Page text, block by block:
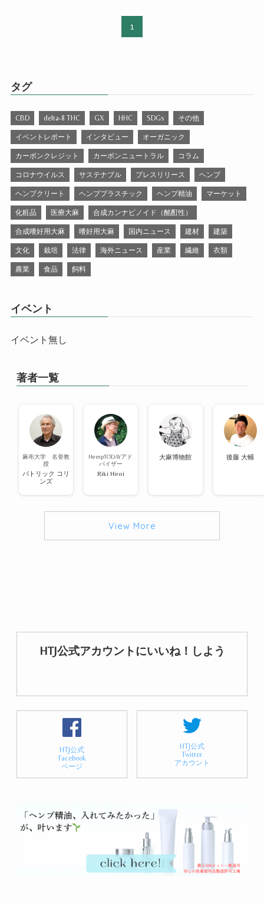
1
タグ
CBD delta-8 THC GX HHC SDGs その他
イベントレポート インタビュー オーガニック
カーボンクレジット カーボンニュートラル コラム
コロナウイルス サステナブル プレスリリース ヘンプ
ヘンプクリート ヘンププラスチック ヘンプ精油 マーケット
化粧品 医療大麻 合成カンナビノイド（酩酊性）
合成嗜好用大麻 嗜好用大麻 国内ニュース 建材 建築
文化 栽培 法律 海外ニュース 産業 繊維 衣類
農業 食品 飼料
イベント
イベント無し
著者一覧
麻布大学 名誉教
授
パトリック コリ
ンズ
HempTODAYアド
バイザー
Riki Hiroi
大麻博物館 後藤 大輔
View More
HTJ公式アカウントにいいね！しよう
HTJ公式
Facebook
ページ
HTJ公式
Twitter
アカウント